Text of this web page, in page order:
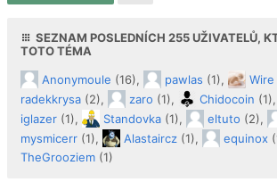
SEZNAM POSLEDNÍCH 255UŽIVATELŮ,
TOTO TÉMA
Anonymoule (16), pawlas (1), Wire
radekkrysa (2), zaro (1), Chidocoin (1),
iglazer (1), Standovka (1), eltuto (2),
mysmicerr (1), Alastaircz (1), equinox
TheGrooziem (1)